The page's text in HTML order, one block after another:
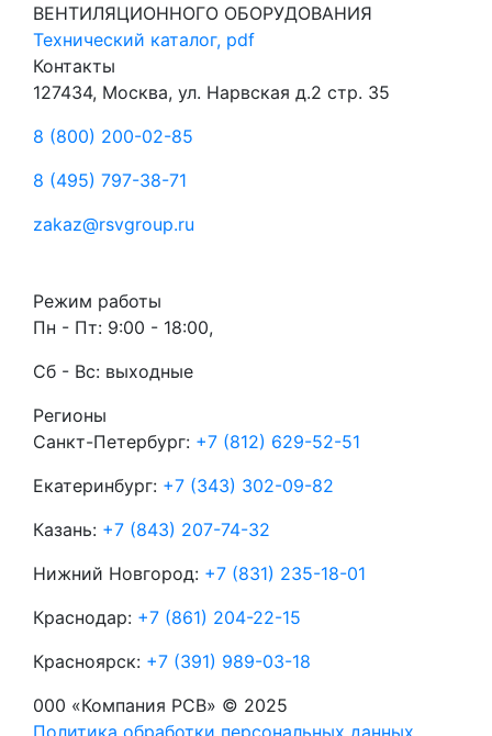
ВЕНТИЛЯЦИОННОГО ОБОРУДОВАНИЯ
Технический каталог, pdf
Контакты
127434, Москва, ул. Нарвская д.2 стр. 35
8 (800) 200-02-85
8 (495) 797-38-71
zakaz@rsvgroup.ru
Режим работы
Пн - Пт: 9:00 - 18:00,
Сб - Вс: выходные
Регионы
Санкт-Петербург: +7 (812) 629-52-51
Екатеринбург: +7 (343) 302-09-82
Казань: +7 (843) 207-74-32
Нижний Новгород: +7 (831) 235-18-01
Краснодар: +7 (861) 204-22-15
Красноярск: +7 (391) 989-03-18
000 «Компания РСВ» © 2025
Политика обработки персональных данных